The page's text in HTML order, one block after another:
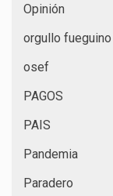
Opinión
orgullo fueguino
osef
PAGOS
PAIS
Pandemia
Paradero